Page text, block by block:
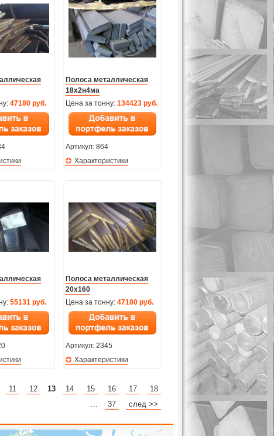
47180 руб.
Полоса металлическая
18х2н4ма
Цена за тонну: 134423 руб.
Артикул: 864
Характеристики
55131 руб.
Полоса металлическая
20х160
Цена за тонну: 47180 руб.
Артикул: 2345
Характеристики
11 12 13 14 15 16 17
18
...
37 след >>